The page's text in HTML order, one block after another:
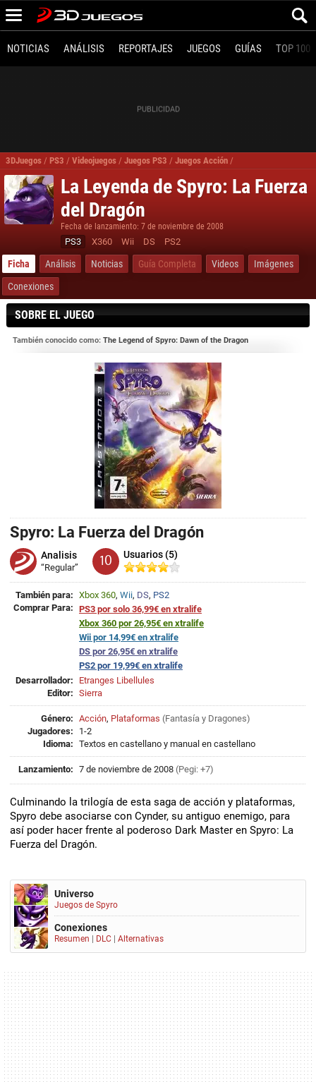
NOTICIAS ANÁLISIS REPORTAJES JUEGOS GUÍAS TOP 100
3DJuegos / PS3 / Videojuegos / Juegos PS3 / Juegos Acción /
La Leyenda de Spyro: La Fuerza
del Dragón
Fecha de lanzamiento: 7 de noviembre de 2008
PS3 X360 Wii DS PS2
Ficha Análisis Noticias Guía Completa Videos
Imágenes
Conexiones
SOBRE EL JUEGO
También conocido como: The Legend of Spyro: Dawn of the Dragon
Spyro: La Fuerza del Dragón
Analisis
“Regular” 10 Usuarios (5)
También para: Xbox 360, Wii, DS, PS2
Comprar Para: PS3 por solo 36,99€ en xtralife
Xbox 360 por 26,95€ en xtralife
Wii por 14,99€ en xtralife
DS por 26,95€ en xtralife
PS2 por 19,99€ en xtralife
Desarrollador:
Etranges Libellules
Editor: Sierra
Género: Acción, Plataformas (Fantasía y Dragones)
Jugadores:
1-2
Idioma: Textos en castellano y manual en castellano
Lanzamiento: 7 de noviembre de 2008 (Pegi: +7)
Culminando la trilogía de esta saga de acción y plataformas,
Spyro debe asociarse con Cynder, su antiguo enemigo, para
así poder hacer frente al poderoso Dark Master en Spyro: La
Fuerza del Dragón.
Universo
Juegos de Spyro
Conexiones
Resumen DLC Alternativas